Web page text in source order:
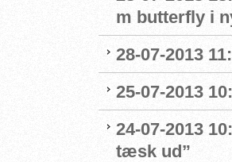
m butterfly i
28-07-2013
25-07-2013
24-07-2013
tæsk ud”